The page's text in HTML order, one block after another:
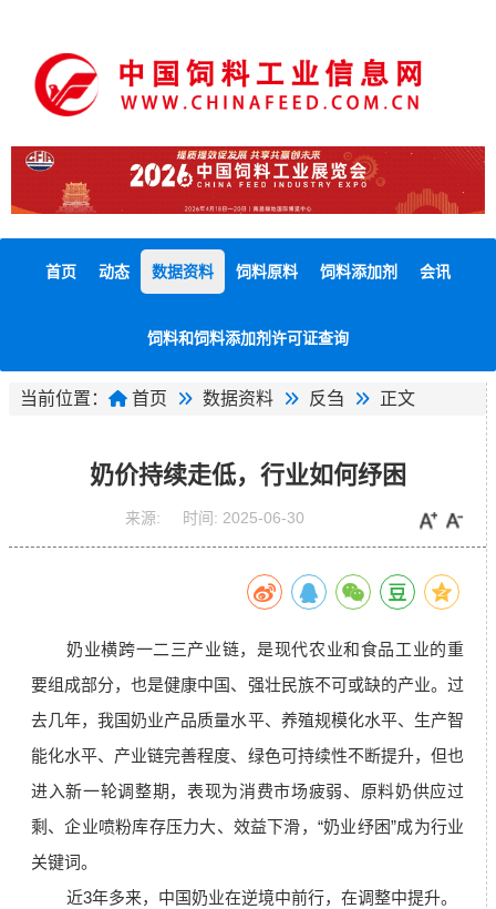
首页 动态 数据资料 饲料原料 饲料添加剂 会讯
饲料和饲料添加剂许可证查询
当前位置： 首页 数据资料 反刍 正文
奶价持续走低，行业如何纾困
来源: 时间: 2025-06-30
奶业横跨一二三产业链，是现代农业和食品工业的重
要组成部分，也是健康中国、强壮民族不可或缺的产业。过
去几年，我国奶业产品质量水平、养殖规模化水平、生产智
能化水平、产业链完善程度、绿色可持续性不断提升，但也
进入新一轮调整期，表现为消费市场疲弱、原料奶供应过
剩、企业喷粉库存压力大、效益下滑，“奶业纾困”成为行业
关键词。
近3年多来，中国奶业在逆境中前行，在调整中提升。